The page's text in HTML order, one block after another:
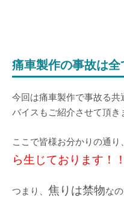
痛車製作の事故は全
今回は痛車製作で事故る共
バイスもご紹介させて頂き
ここで皆様お分かりの通り、
ら生じております！
つまり、 焦りは禁物な